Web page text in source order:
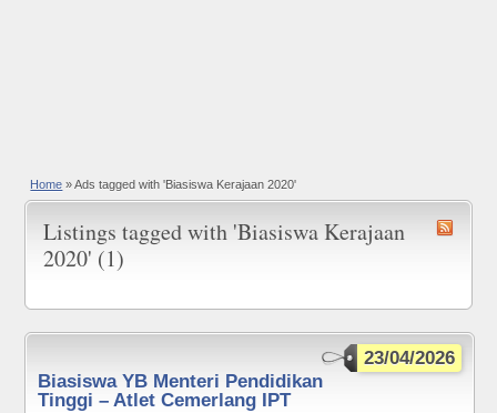
Home »Ads tagged with 'Biasiswa Kerajaan 2020'
Listings tagged with 'Biasiswa Kerajaan
2020' (1)
23/04/2026
Biasiswa YB Menteri Pendidikan
Tinggi – Atlet Cemerlang IPT